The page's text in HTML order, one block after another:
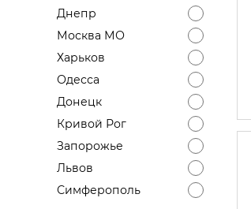
Днепр
Москва МО
Харьков
Одесса
Донецк
Кривой Рог
Запорожье
Львов
Симферополь